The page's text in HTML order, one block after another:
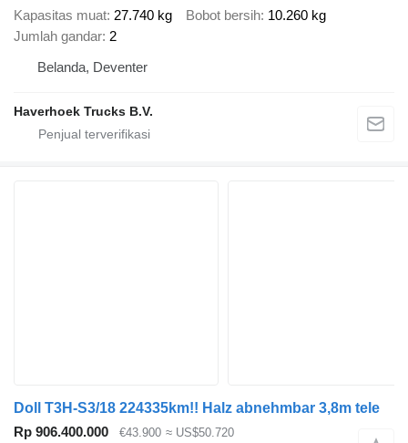
Kapasitas muat 27.740 kg Bobot bersih 10.260 kg
Jumlah gandar 2
Belanda, Deventer
Haverhoek Trucks B.V.
Doll T3H-S3/18 224335km!! Halz abnehmbar 3,8m tele
Rp 906.400.000
€43.900 ≈ US$50.720